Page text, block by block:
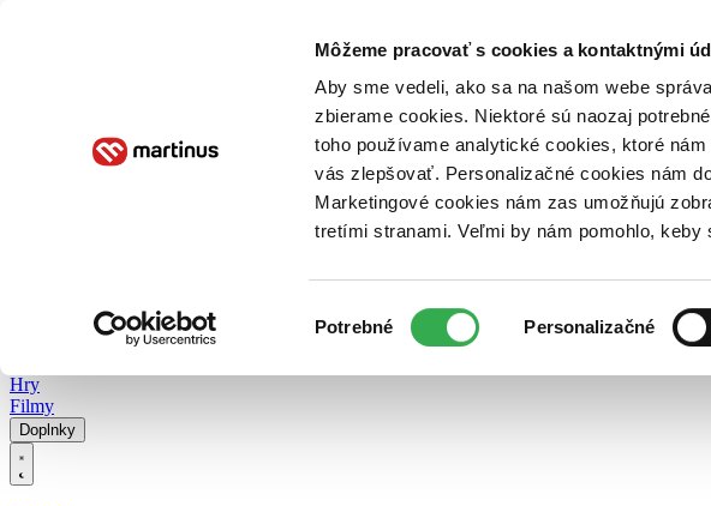
Môžeme pracovať s cookies a kontaktnými
Aby sme vedeli, ako sa na našom webe
zbierame cookies. Niektoré sú naozaj
toho používame analytické cookies, ktoré
vás zlepšovať. Personalizačné cookies nám
Marketingové cookies nám zas umožňujú
tretími stranami. Veľmi by nám pomohlo,
súhlasu
Potrebné Personalizačné
Poukážky Kontakt
Hry
Filmy
Doplnky